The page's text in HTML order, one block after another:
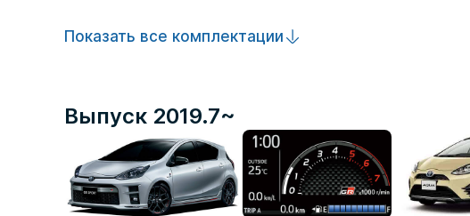
Показать все комплектации
Выпуск 2019.7~